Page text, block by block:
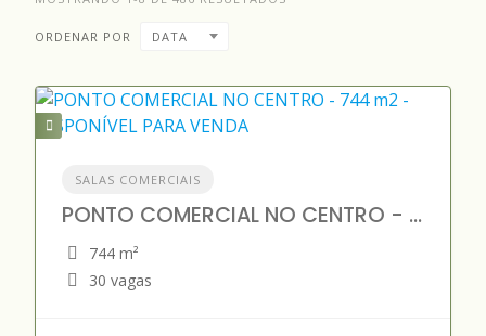
ORDENAR POR DATA
SALAS COMERCIAIS
PONTO COMERCIAL NO CENTRO - 744 m2 - DISPONÍVEL PARA VENDA
744 m²
30 vagas